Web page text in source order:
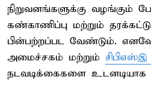
நிறுவனங்களுக்கு வழங்கும்
கண்காணிப்பு மற்றும்
பின்பற்றப்பட வேண்டும்.
அமைச்சகம் மற்றும் சிபிஎஸ்இ
நடவடிக்கைகளை